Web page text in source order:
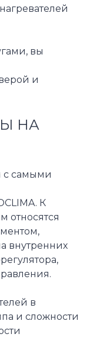
вы
и
НА
с самыми
К
относятся
внутренних
в
и сложности